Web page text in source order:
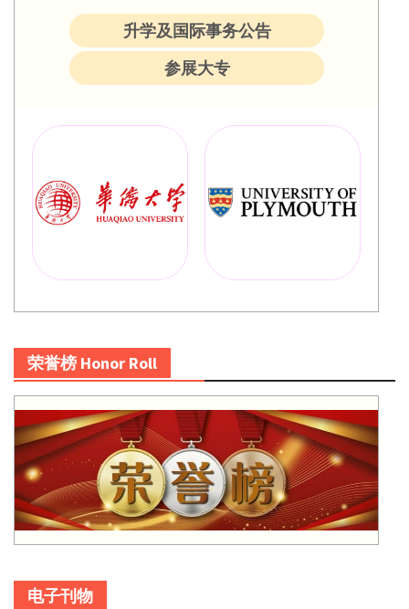
升学及国际事务公告
参展大专
荣誉榜 Honor Roll
电子刊物